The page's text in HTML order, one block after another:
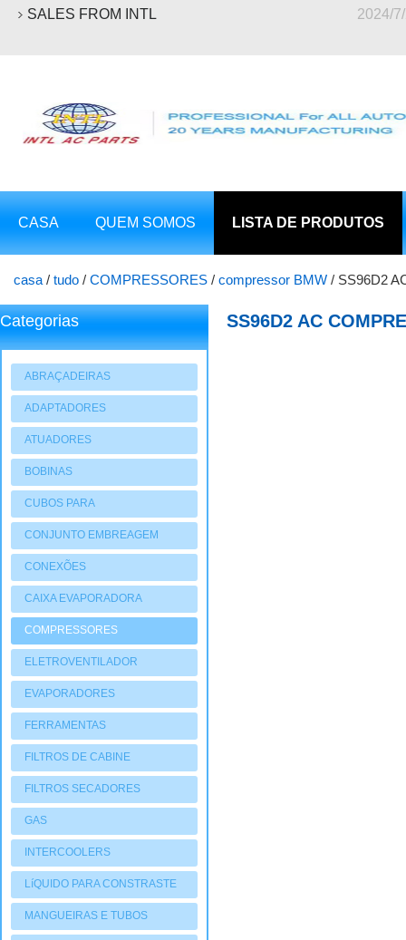
SALES FROM INTL 2024/
CASA QUEM SOMOS LISTA DE PRODUTOS
casa / tudo / COMPRESSORES / compressor BMW / SS96D2
64529069547 CO 10535RE 67498 China fornecedor de
Categorias
ABRAÇADEIRAS
ADAPTADORES
ATUADORES
PNEUMATIOCOS
BOBINAS
CUBOS PARA
COMPRESSORES
CONJUNTO EMBREAGEM
CONEXÕES
CAIXA EVAPORADORA
COMPRESSORES
ELETROVENTILADOR
EVAPORADORES
FERRAMENTAS
FILTROS DE CABINE
FILTROS SECADORES
GAS
INTERCOOLERS
LíQUIDO PARA CONSTRASTE
MANGUEIRAS E TUBOS
SS96D2 AC